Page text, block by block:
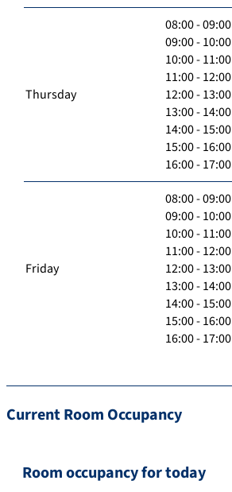
Thursday
08:00 - 09:00
09:00 - 10:00
10:00 - 11:00
11:00 - 12:00
12:00 - 13:00
13:00 - 14:00
14:00 - 15:00
15:00 - 16:00
16:00 - 17:00
Friday
08:00 - 09:00
09:00 - 10:00
10:00 - 11:00
11:00 - 12:00
12:00 - 13:00
13:00 - 14:00
14:00 - 15:00
15:00 - 16:00
16:00 - 17:00
Current Room Occupancy
Room occupancy for today